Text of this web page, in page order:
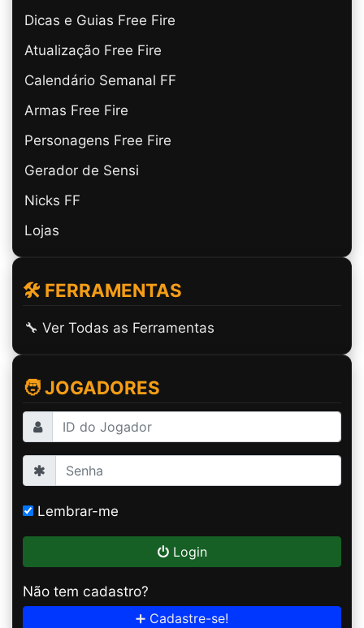
Dicas e Guias Free Fire
Atualização Free Fire
Calendário Semanal FF
Armas Free Fire
Personagens Free Fire
Gerador de Sensi
Nicks FF
Lojas
🛠️ FERRAMENTAS
🔧 Ver Todas as Ferramentas
🧑 JOGADORES
Lembrar-me
Login
Não tem cadastro?
➕ Cadastre-se!